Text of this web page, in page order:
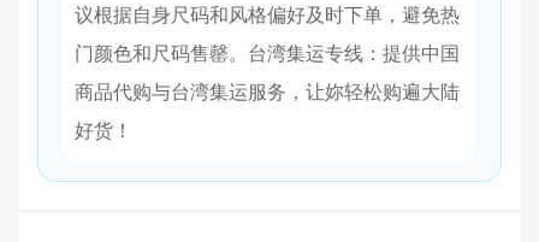
议根据自身尺码和风格偏好及时下单，避免热
门颜色和尺码售罄。台湾集运专线：提供中国
商品代购与台湾集运服务，让妳轻松购遍大陆
好货！